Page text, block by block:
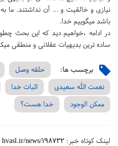
نیازی و خالقیت و ... آن نداشتند. ما
باشد میگوییم خدا.
در ادامه ،خواهیم دید که این بحث
ساده ترین بدیهیات عقلانی و منطقی
برچسب ها: حلقه وصل
نعمت الله سعیدی
اثبات خدا
ممکن الوجود
خدا هست؟
لینک کوتاه خبر: hvasl.ir/news/198732